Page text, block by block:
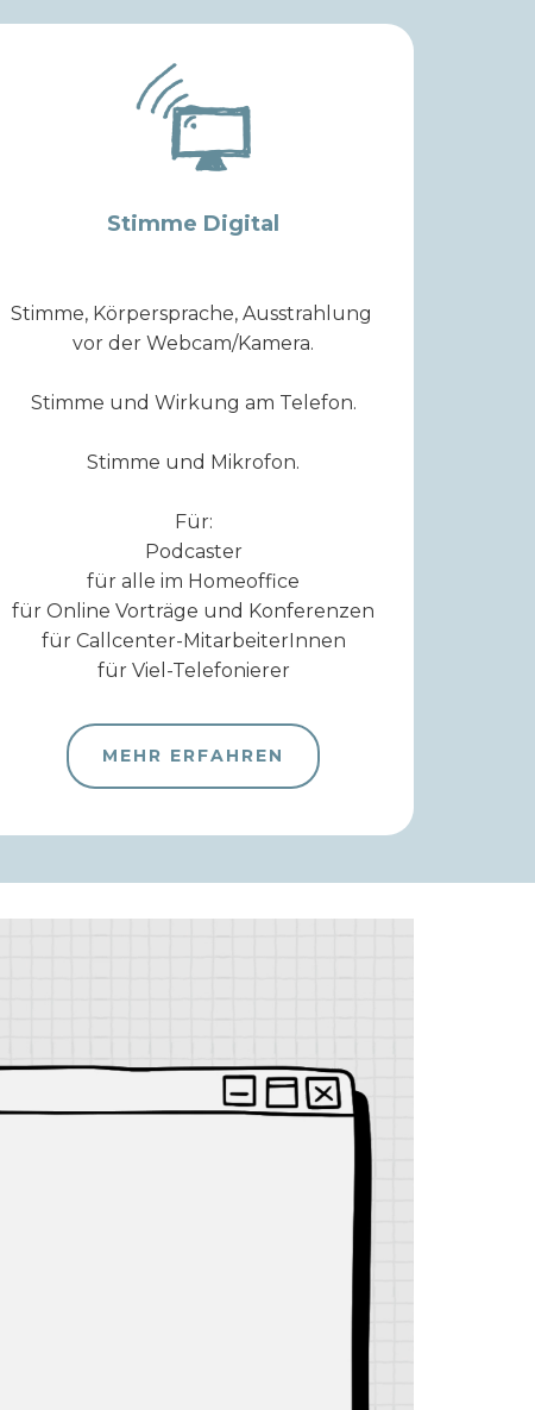
Stimme Digital
Stimme, Körpersprache, Ausstrahlung
vor der Webcam/Kamera.
Stimme und Wirkung am Telefon.
Stimme und Mikrofon.
Für:
Podcaster
für alle im Homeoffice
für Online Vorträge und Konferenzen
für Callcenter-MitarbeiterInnen
für Viel-Telefonierer
MEHR ERFAHREN